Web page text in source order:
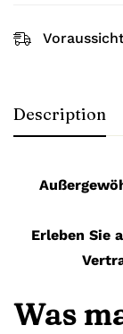
Description
Erleben Sie
Was